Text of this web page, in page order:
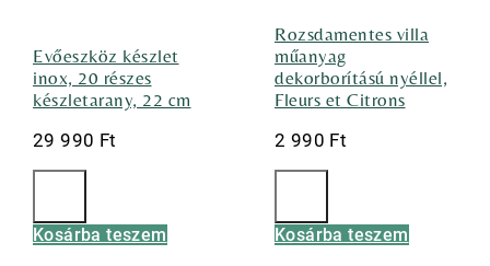
Evőeszköz készlet
inox, 20 részes
készletarany, 22 cm
29 990 Ft
Kosárba teszem
Rozsdamentes villa
műanyag
dekorborítású nyéllel,
Fleurs et Citrons
2 990 Ft
Kosárba teszem